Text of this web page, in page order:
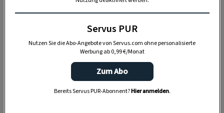
Vor dem eigentlichen Aufgießen sollte der
Papierfilter mit warmem Wasser durchgespült
werden, das nimmt ihm den Eigengeschmack.
Servus PUR
Nutzen Sie die Abo-Angebote von Servus.com ohne personalisierte
Werbung ab 0,99 €/Monat
Zum Abo
Bereits Servus PUR-Abonnent?Hier anmelden.